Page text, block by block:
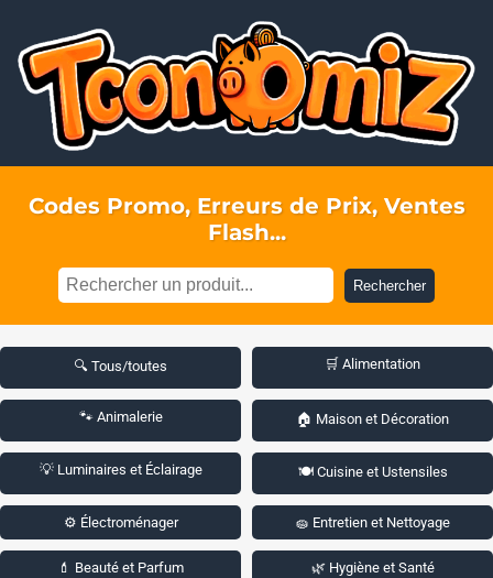
Codes Promo, Erreurs de Prix, Ventes
Flash...
Rechercher
🔍 Tous/toutes 🛒 Alimentation
🐾 Animalerie 🏠 Maison et Décoration
💡 Luminaires et Éclairage 🍽️ Cuisine et Ustensiles
⚙️ Électroménager 🧽 Entretien et Nettoyage
💄 Beauté et Parfum 🌿 Hygiène et Santé